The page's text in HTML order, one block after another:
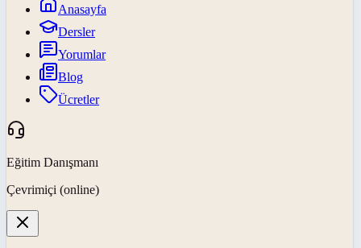
Anasayfa
Dersler
Yorumlar
Blog
Ücretler
Eğitim Danışmanı
Çevrimiçi (online)